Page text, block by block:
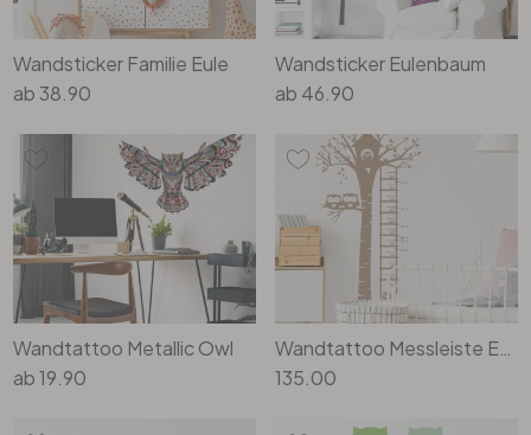
Bad
Eingangsbereich
Wandsticker Familie Eule
ab38.90
Wandsticker Eulenbaum
ab 46.90
Wandtattoo Metallic Owl
ab19.90
135.00